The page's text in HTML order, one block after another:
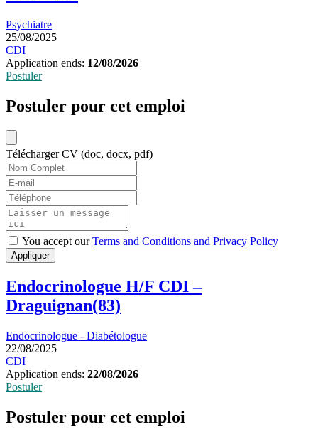
Psychiatre
25/08/2025
CDI
Application ends: 12/08/2026
Postuler
Postuler pour cet emploi
Télécharger CV (doc, docx, pdf)
You accept ourTerms and Conditions and Privacy Policy
Appliquer
Endocrinologue H/F CDI –
Draguignan(83)
Endocrinologue - Diabétologue
22/08/2025
CDI
Application ends: 22/08/2026
Postuler
Postuler pour cet emploi